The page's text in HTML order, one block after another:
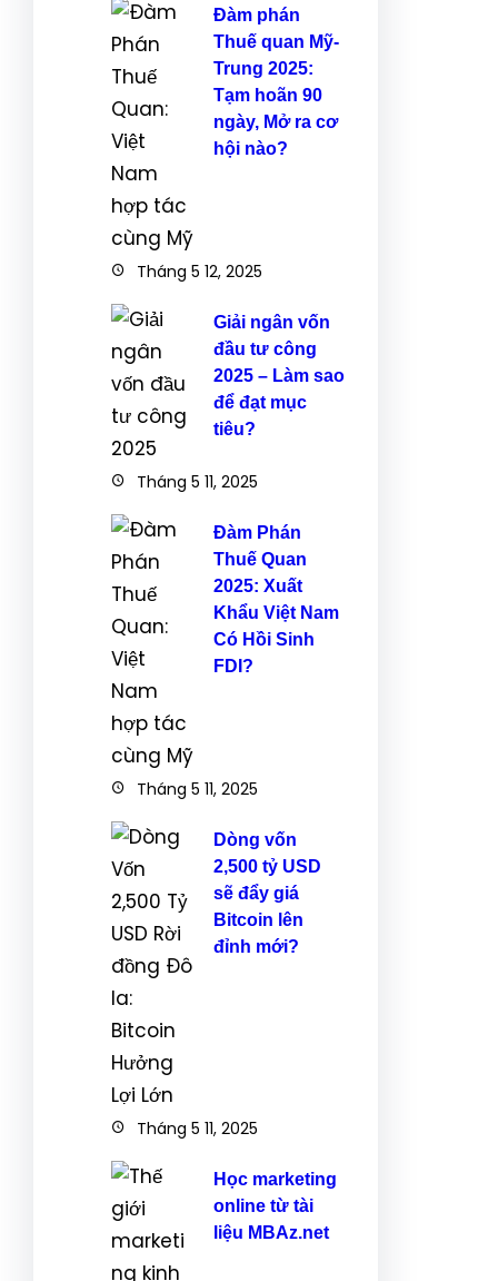
Đàm phán
Thuế quan Mỹ-
Trung 2025:
Tạm hoãn 90
ngày, Mở ra cơ
hội nào?
Tháng 5 12, 2025
Giải ngân vốn
đầu tư công
2025 – Làm sao
để đạt mục
tiêu?
Tháng 5 11, 2025
Đàm Phán
Thuế Quan
2025: Xuất
Khẩu Việt Nam
Có Hồi Sinh
FDI?
Tháng 5 11, 2025
Dòng vốn
2,500 tỷ USD
sẽ đẩy giá
Bitcoin lên
đỉnh mới?
Tháng 5 11, 2025
Học marketing
online từ tài
liệu MBAz.net